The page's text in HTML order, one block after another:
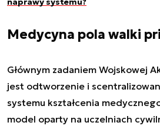
Medycyna pola walki
Głównym zadaniem Wojskowej
jest odtworzenie i
systemu kształcenia
model oparty na uczelniach